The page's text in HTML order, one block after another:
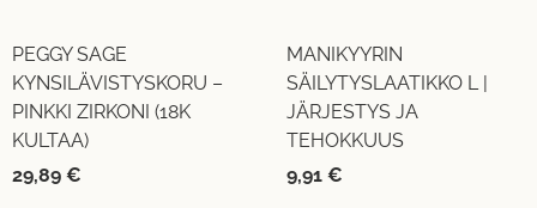
PEGGY SAGE
KYNSILÄVISTYSKORU –
PINKKI ZIRKONI (18K
KULTAA)
29,89 €
MANIKYYRIN
SÄILYTYSLAATIKKO L |
JÄRJESTYS JA
TEHOKKUUS
9,91 €